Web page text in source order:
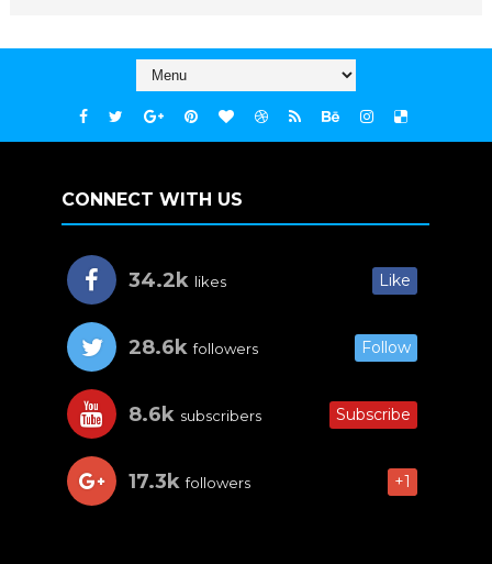
CONNECT WITH US
34.2k likes Like
28.6k followers Follow
8.6k subscribers Subscribe
17.3k followers +1